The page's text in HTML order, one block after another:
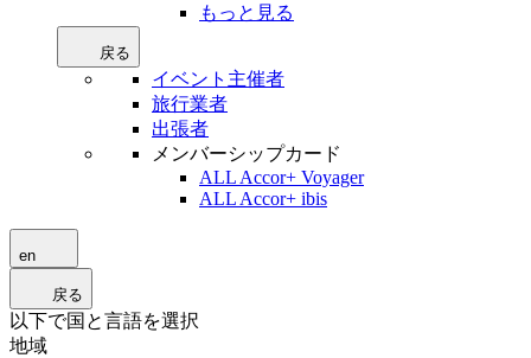
もっと見る
戻る
イベント主催者
旅行業者
出張者
メンバーシップカード
ALL Accor+ Voyager
ALL Accor+ ibis
en
戻る
以下で国と言語を選択
地域